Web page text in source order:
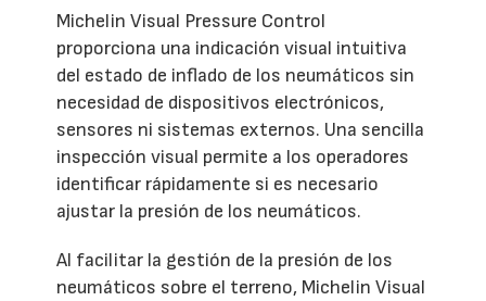
Michelin Visual Pressure Control
proporciona una indicación visual intuitiva
del estado de inflado de los neumáticos sin
necesidad de dispositivos electrónicos,
sensores ni sistemas externos. Una sencilla
inspección visual permite a los operadores
identificar rápidamente si es necesario
ajustar la presión de los neumáticos.
Al facilitar la gestión de la presión de los
neumáticos sobre el terreno, Michelin Visual